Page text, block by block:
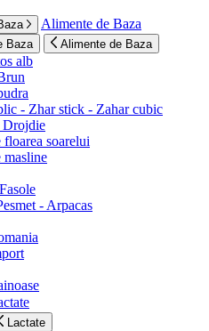
Alimente de Baza
Baza Alimente de Baza
alb
- Zhar stick - Zahar cubic
Drojdie
soarelui
- Arpacas
Lactate